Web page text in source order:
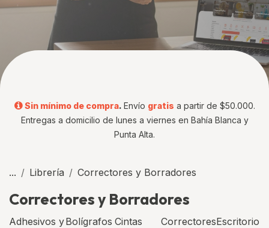
Sin mínimo de compra. Envío gratis a partir de $50.000.
Entregas a domicilio de lunes a viernes en Bahía Blanca y
Punta Alta.
... Librería Correctores y Borradores
Correctores y Borradores
Adhesivos yBolígrafos Cintas
CorrectoresEscritorio